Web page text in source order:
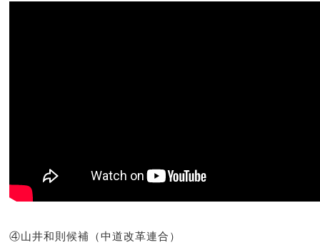
④山井和則候補（中道改革連合）